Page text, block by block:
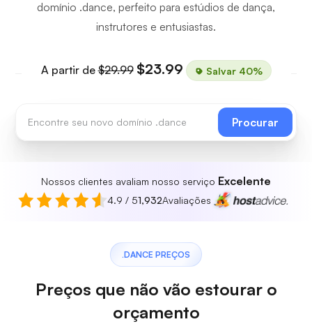
domínio .dance, perfeito para estúdios de dança,
instrutores e entusiastas.
A partir de$29.99 $23.99 Salvar 40%
Procurar
Nossos clientes avaliam nosso serviço Excelente
4.9 / 51,932Avaliações
.DANCE PREÇOS
Preços que não vão estourar o
orçamento